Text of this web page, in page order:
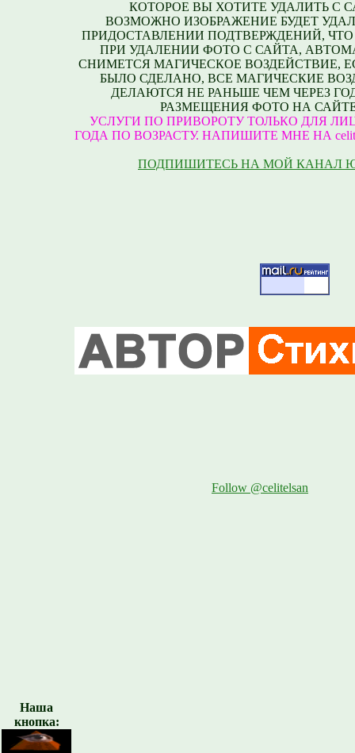
Наша
кнопка:
КОТОРОЕ ВЫ ХОТИТЕ УДАЛИТЬ С
ВОЗМОЖНО ИЗОБРАЖЕНИЕ БУДЕТ
ПРИДОСТАВЛЕНИИ ПОДТВЕРЖДЕНИЙ,
ПРИ УДАЛЕНИИ ФОТО С САЙТА,
СНИМЕТСЯ МАГИЧЕСКОЕ ВОЗДЕЙСТВИЕ,
БЫЛО СДЕЛАНО, ВСЕ МАГИЧЕСКИЕ
ДЕЛАЮТСЯ НЕ РАНЬШЕ ЧЕМ ЧЕРЕЗ
РАЗМЕЩЕНИЯ ФОТО НА
УСЛУГИ ПО ПРИВОРОТУ ТОЛЬКО ДЛЯ
ГОДА ПО ВОЗРАСТУ. НАПИШИТЕ МНЕ НА
ПОДПИШИТЕСЬ НА МОЙ КАНАЛ
Follow @celitelsan